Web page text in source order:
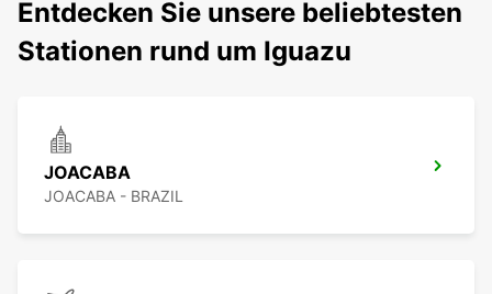
Entdecken Sie unsere beliebtesten
Stationen rund um Iguazu
JOACABA
JOACABA - BRAZIL